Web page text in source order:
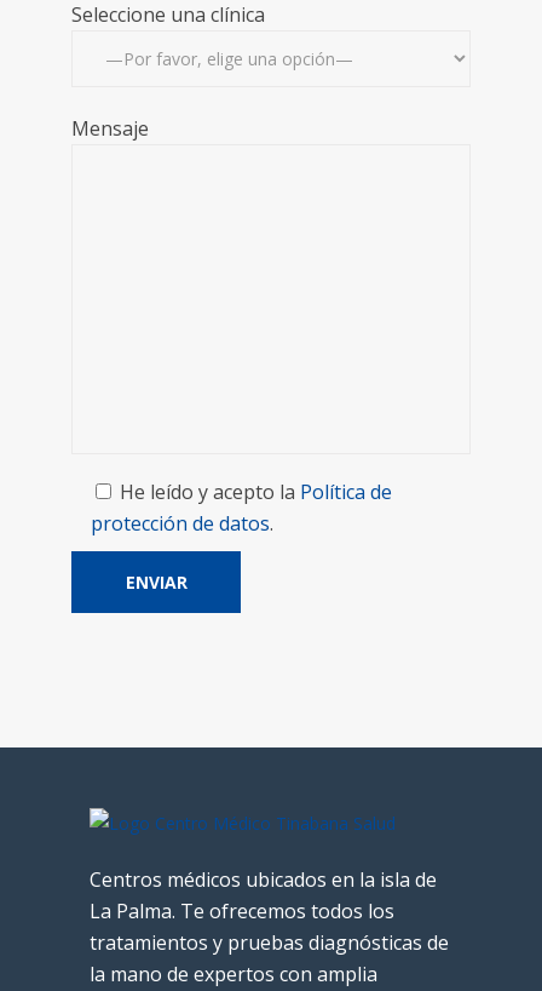
Seleccione una clínica
Mensaje
He leído y acepto la Política de
protección de datos.
Centros médicos ubicados en la isla de
La Palma. Te ofrecemos todos los
tratamientos y pruebas diagnósticas de
la mano de expertos con amplia